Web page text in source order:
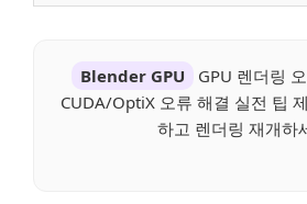
Blender GPU
GPU 렌더링
CUDA/OptiX 오류 해결 실전 팁
하고 렌더링 재개하